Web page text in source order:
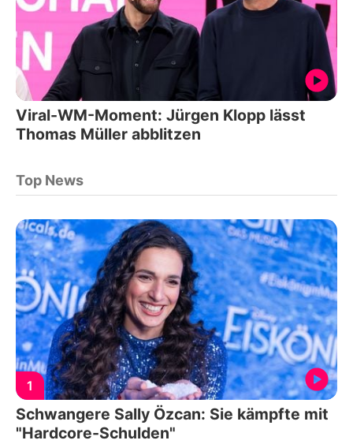
Viral-WM-Moment: Jürgen Klopp lässt
Thomas Müller abblitzen
Top News
1
Schwangere Sally Özcan: Sie kämpfte mit
"Hardcore-Schulden"